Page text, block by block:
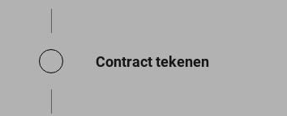
Contract tekenen